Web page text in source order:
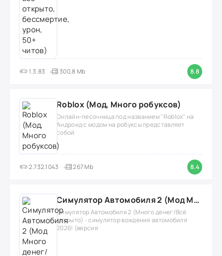
1.3.83 300,8 Mb 8.8
Roblox (Мод, Много робуксов)
Онлайн-песочница под названием "Roblox" на
Андроид с модом на робуксы представляет
собой
2.732.1043 267 Mb 8.4
Симулятор Автомобиля 2 (Мод Много денег/Всё открыто)
Симулятор Автомобиля 2 (Много денег/Всё
открыто) - симулятор вождения автомобиля
2026! (версия